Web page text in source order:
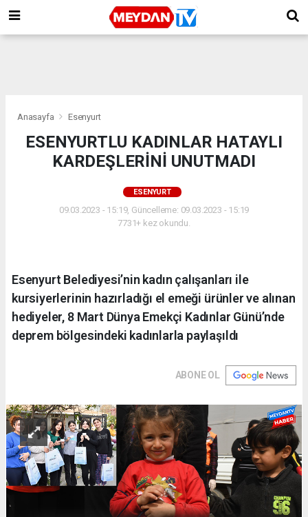
Anasayfa Esenyurt
ESENYURTLU KADINLAR HATAYLI
KARDEŞLERİNİ UNUTMADI
ESENYURT
09.03.2023 - 15:19, Güncelleme: 09.03.2023 - 15:19
7731+ kez okundu.
Esenyurt Belediyesi’nin kadın çalışanları ile
kursiyerlerinin hazırladığı el emeği ürünler ve alınan
hediyeler, 8 Mart Dünya Emekçi Kadınlar Günü’nde
deprem bölgesindeki kadınlarla paylaşıldı
ABONE OL